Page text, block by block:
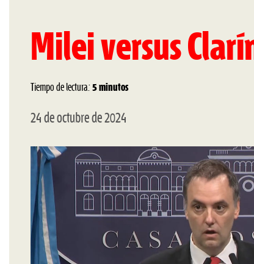
Milei versus
Tiempo de lectura: 5 minutos
24 de octubre de 2024